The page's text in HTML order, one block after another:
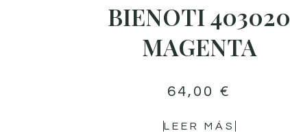
BIENOTI 403020
MAGENTA
64,00 €
LEER MÁS